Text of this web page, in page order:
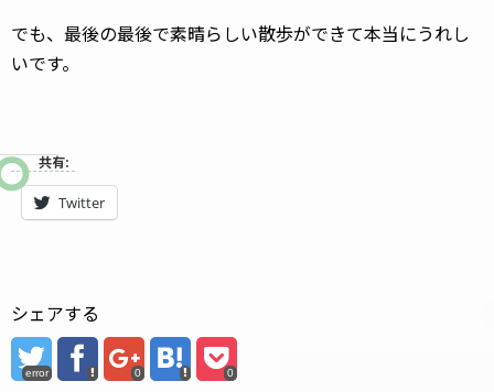
でも、最後の最後で素晴らしい散歩ができて本当にうれし
いです。
共有:
Twitter
シェアする
error 0 0